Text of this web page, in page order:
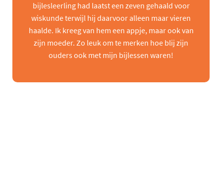
bijlesleerling had laatst een zeven gehaald voor
wiskunde terwijl hij daarvoor alleen maar vieren
haalde. Ik kreeg van hem een appje, maar ook van
zijn moeder. Zo leuk om te merken hoe blij zijn
ouders ook met mijn bijlessen waren!